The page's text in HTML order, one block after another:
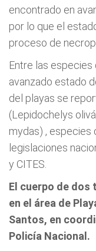
encontrado en
por lo que el
proceso de
Entre las especies
avanzado estado
del playas se
(Lepidochelys
mydas) , especies
legislaciones
y CITES.
El cuerpo de
en el área de
Santos, en
Policía Nacional.